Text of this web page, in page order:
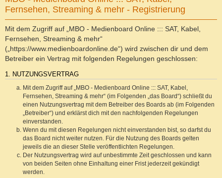
Fernsehen, Streaming & mehr - Registrierung
Mit dem Zugriff auf „MBO - Medienboard Online ::: SAT, Kabel,
Fernsehen, Streaming & mehr“
(„https://www.medienboardonline.de“) wird zwischen dir und dem
Betreiber ein Vertrag mit folgenden Regelungen geschlossen:
1. NUTZUNGSVERTRAG
Mit dem Zugriff auf „MBO - Medienboard Online ::: SAT, Kabel,
Fernsehen, Streaming & mehr“ (im Folgenden „das Board“) schließt du
einen Nutzungsvertrag mit dem Betreiber des Boards ab (im Folgenden
„Betreiber“) und erklärst dich mit den nachfolgenden Regelungen
einverstanden.
Wenn du mit diesen Regelungen nicht einverstanden bist, so darfst du
das Board nicht weiter nutzen. Für die Nutzung des Boards gelten
jeweils die an dieser Stelle veröffentlichten Regelungen.
Der Nutzungsvertrag wird auf unbestimmte Zeit geschlossen und kann
von beiden Seiten ohne Einhaltung einer Frist jederzeit gekündigt
werden.